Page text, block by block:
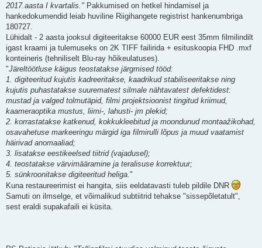
2017.aasta I kvartalis." Pakkumised on hetkel hindamisel ja
hankedokumendid leiab huviline Riigihangete registrist hankenumbriga
180727.
Lühidalt - 2 aasta jooksul digiteeritakse 60000 EUR eest 35mm filmilindilt
igast kraami ja tulemuseks on 2K TIFF failirida + esituskoopia FHD .mxf
konteineris (tehniliselt Blu-ray hõikeulatuses).
"Järeltöötluse käigus teostatakse järgmised tööd:
1. digiteeritud kujutis kadreeritakse, kaadrikud stabiliseeritakse ning
kujutis puhastatakse suurematest silmale nähtavatest defektidest:
mustad ja valged tolmutäpid, filmi projektsioonist tingitud kriimud,
kaameraoptika mustus, liimi-, lahusti- jm plekid;
2. korrastatakse katkenud, kokkukleebitud ja moondunud montaažikohad,
osavahetuse markeeringu märgid iga filmirulli lõpus ja muud vaatamist
häirivad anomaaliad;
3. lisatakse eestikeelsed tiitrid (vajadusel);
4. teostatakse värvimääramine ja teralisuse korrektuur;
5. sünkroonitakse digiteeritud heliga. "
Kuna restaureerimist ei hangita, siis eeldatavasti tuleb pildile DNR
Samuti on ilmselge, et võimalikud subtiitrid tehakse "sissepõletatult",
sest eraldi supakafaili ei küsita.